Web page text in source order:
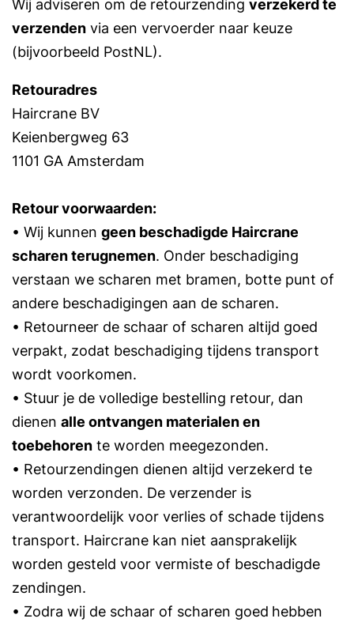
Wij adviseren om de retourzending verzekerd te
verzenden via een vervoerder naar keuze
(bijvoorbeeld PostNL).
Retouradres
Haircrane BV
Keienbergweg 63
1101 GA Amsterdam
Retour voorwaarden:
• Wij kunnen geen beschadigde Haircrane
scharen terugnemen. Onder beschadiging
verstaan we scharen met bramen, botte punt of
andere beschadigingen aan de scharen.
• Retourneer de schaar of scharen altijd goed
verpakt, zodat beschadiging tijdens transport
wordt voorkomen.
• Stuur je de volledige bestelling retour, dan
dienen alle ontvangen materialen en
toebehoren te worden meegezonden.
• Retourzendingen dienen altijd verzekerd te
worden verzonden. De verzender is
verantwoordelijk voor verlies of schade tijdens
transport. Haircrane kan niet aansprakelijk
worden gesteld voor vermiste of beschadigde
zendingen.
• Zodra wij de schaar of scharen goed hebben